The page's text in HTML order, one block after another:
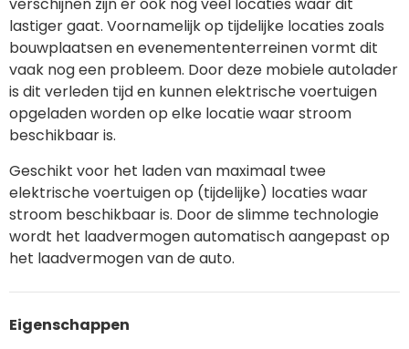
verschijnen zijn er ook nog veel locaties waar dit
lastiger gaat. Voornamelijk op tijdelijke locaties zoals
bouwplaatsen en evenemententerreinen vormt dit
vaak nog een probleem. Door deze mobiele autolader
is dit verleden tijd en kunnen elektrische voertuigen
opgeladen worden op elke locatie waar stroom
beschikbaar is.
Geschikt voor het laden van maximaal twee
elektrische voertuigenop (tijdelijke) locaties waar
stroom beschikbaar is. Door de slimme technologie
wordt het laadvermogen automatisch aangepast op
het laadvermogen van de auto.
Eigenschappen